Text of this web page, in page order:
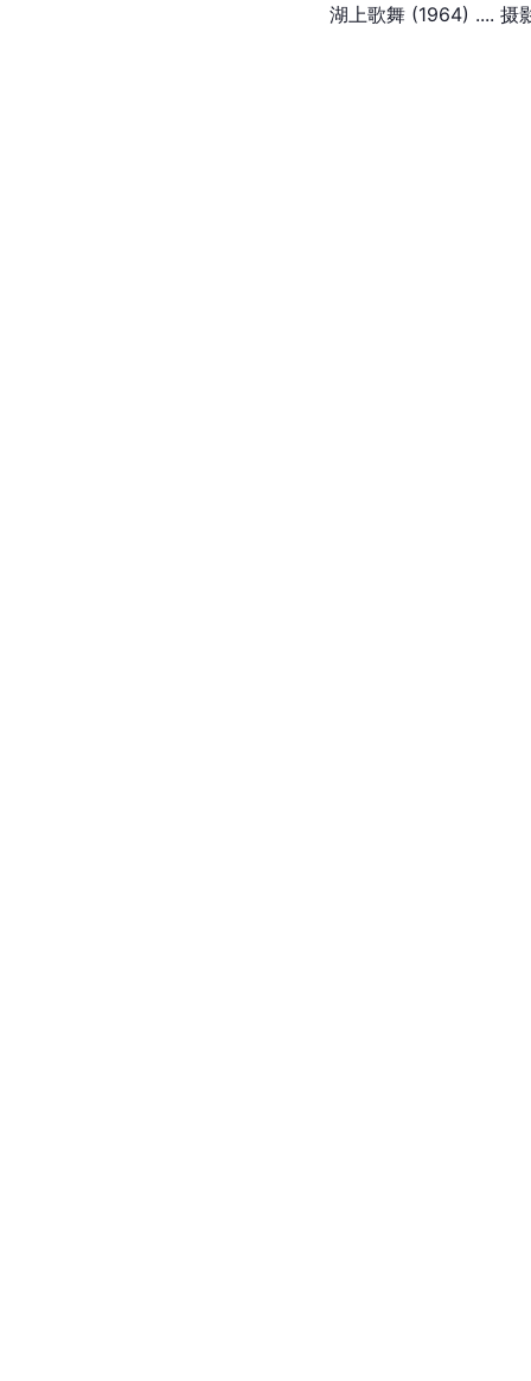
湖上歌舞 (1964) .... 摄